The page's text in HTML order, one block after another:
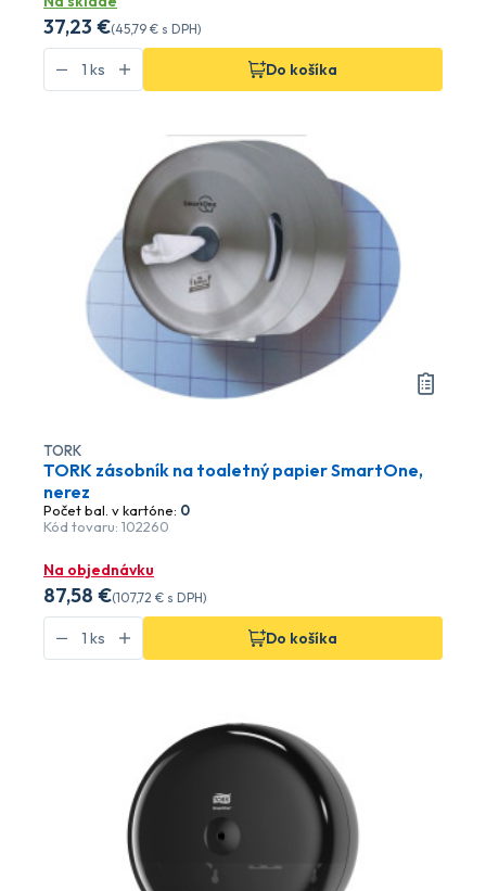
37,23 €(45,79 € s DPH)
Do košíka
TORK
TORK zásobník na toaletný papier SmartOne,
nerez
Počet bal. v kartóne: 0
Kód tovaru: 102260
Na objednávku
87,58 €(107,72 € s DPH)
Do košíka